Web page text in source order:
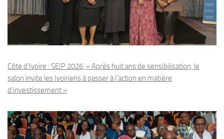
Côte d’Ivoire : SEIP 2026, « Après huit ans de sensibilisation, le
salon invite les Ivoiriens à passer à l’action en matière
d’investissement »